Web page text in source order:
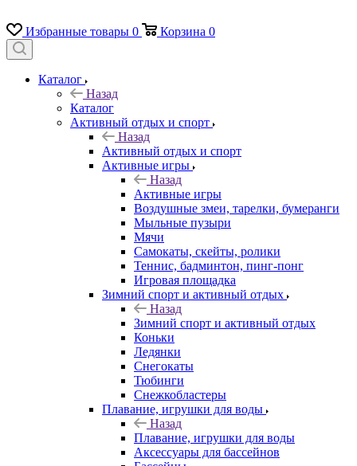
Избранные товары 0 Корзина 0
Каталог
Назад
Каталог
Активный отдых и спорт
Назад
Активный отдых и спорт
Активные игры
Назад
Активные игры
Воздушные змеи, тарелки, бумеранги
Мыльные пузыри
Мячи
Самокаты, скейты, ролики
Теннис, бадминтон, пинг-понг
Игровая площадка
Зимний спорт и активный отдых
Назад
Зимний спорт и активный отдых
Коньки
Ледянки
Снегокаты
Тюбинги
Снежкобластеры
Плавание, игрушки для воды
Назад
Плавание, игрушки для воды
Аксессуары для бассейнов